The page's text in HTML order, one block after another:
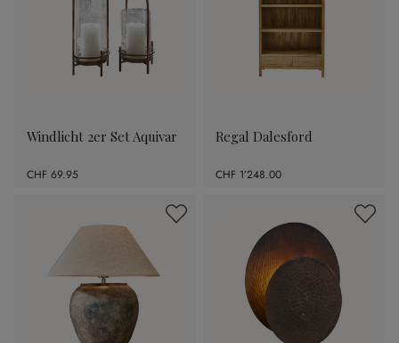
Windlicht 2er Set Aquivar
CHF 69.95
Regal Dalesford
CHF 1’248.00